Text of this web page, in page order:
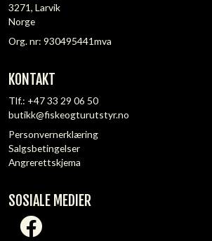
3271, Larvik
Norge
Org. nr: 930495441mva
KONTAKT
Tlf.: +47 33 29 06 50
butikk@fiskeogturutstyr.no
Personvernerklæring
Salgsbetingelser
Angrerettskjema
SOSIALE MEDIER